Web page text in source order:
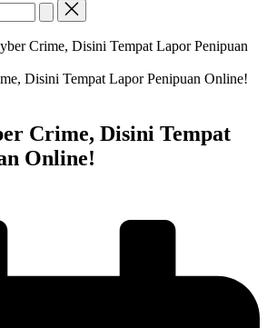
Crime, Disini Tempat Lapor Penipuan
Crime, Disini Tempat
Online!